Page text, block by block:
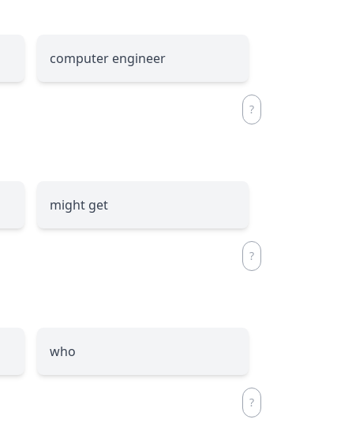
computer engineer
might get
who